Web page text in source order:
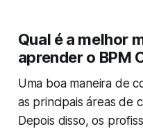
Qual é a melhor
aprender o BPM
Uma boa maneira de
as principais áreas de
Depois disso, os